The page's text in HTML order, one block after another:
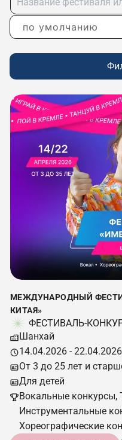
по умолчанию
МЕЖДУНАРОДНЫЙ
КИТАЯ»
ФЕСТИВАЛЬ-
Шанхай
14.04.2026 - 22.04.2026
От 3 до 25 лет и
Для детей
Вокальные конкурсы,
Инструментальные
Хореографические